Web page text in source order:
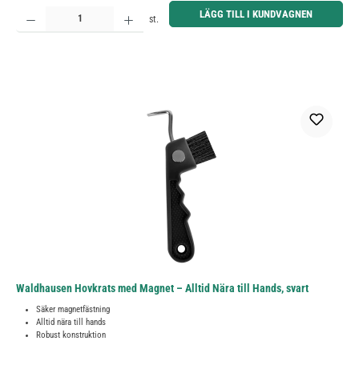
Produktkvantitet: Ange önskat belopp eller använd knapparna för att öka eller minska kvantiteten.
st. LÄGG TILL I KUNDVAGNEN
Waldhausen Hovkrats med Magnet – Alltid Nära till Hands, svart
Säker magnetfästning
Alltid nära till hands
Robust konstruktion